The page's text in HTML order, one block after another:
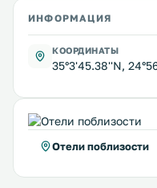
ИНФОРМАЦИЯ
КООРДИНАТЫ
35°3'45.38''N,
Отели поблизости